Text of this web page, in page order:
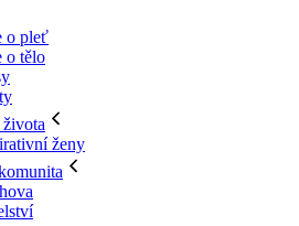
o pleť
o tělo
ženy